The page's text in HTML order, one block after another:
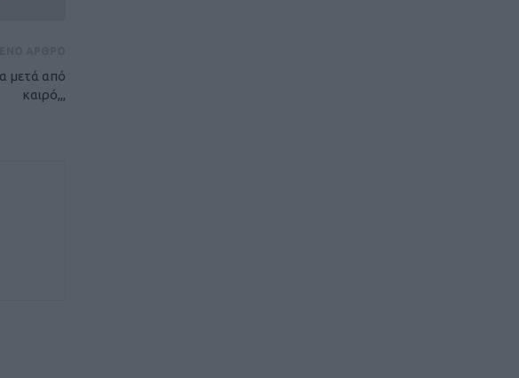
μετά από
καιρό,,,